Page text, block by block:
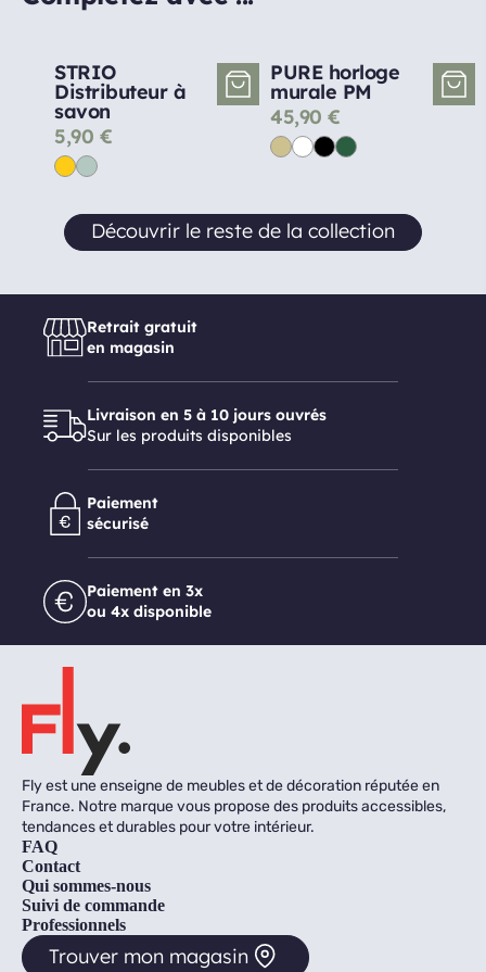
STRIO
Distributeur à
savon
5,90 €
PURE horloge
murale PM
45,90 €
Découvrir le reste de la collection
Retrait gratuit
en magasin
Livraison en 5 à 10 jours ouvrés
Sur les produits disponibles
Paiement
sécurisé
Paiement en 3x
ou 4x disponible
Fly est une enseigne de meubles et de décoration réputée en
France. Notre marque vous propose des produits accessibles,
tendances et durables pour votre intérieur.
FAQ
Contact
Qui sommes-nous
Suivi de commande
Professionnels
Trouver mon magasin